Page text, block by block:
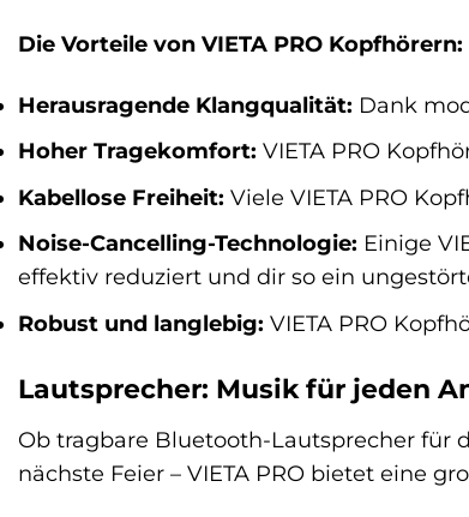
Die Vorteile von VIETA PRO Kopfhörern:
Herausragende Klangqualität: Dank
Hoher Tragekomfort: VIETA PRO
Kabellose Freiheit: Viele VIETA PRO
Noise-Cancelling-Technologie: Einige
effektiv reduziert und dir so ein
Robust und langlebig: VIETA PRO
Lautsprecher: Musik für jeden
Ob tragbare Bluetooth-Lautsprecher für
nächste Feier – VIETA PRO bietet eine